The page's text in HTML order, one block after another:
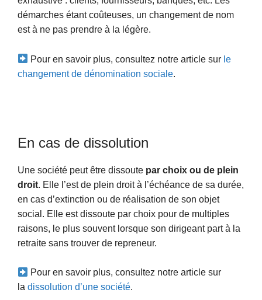
démarches étant coûteuses, un changement de nom
est à ne pas prendre à la légère.
Pour en savoir plus, consultez notre article sur le
changement de dénomination sociale.
En cas de dissolution
Une société peut être dissoute par choix ou de plein
droit. Elle l’est de plein droit à l’échéance de sa durée,
en cas d’extinction ou de réalisation de son objet
social. Elle est dissoute par choix pour de multiples
raisons, le plus souvent lorsque son dirigeant part à la
retraite sans trouver de repreneur.
Pour en savoir plus, consultez notre article sur
la dissolution d’une société.